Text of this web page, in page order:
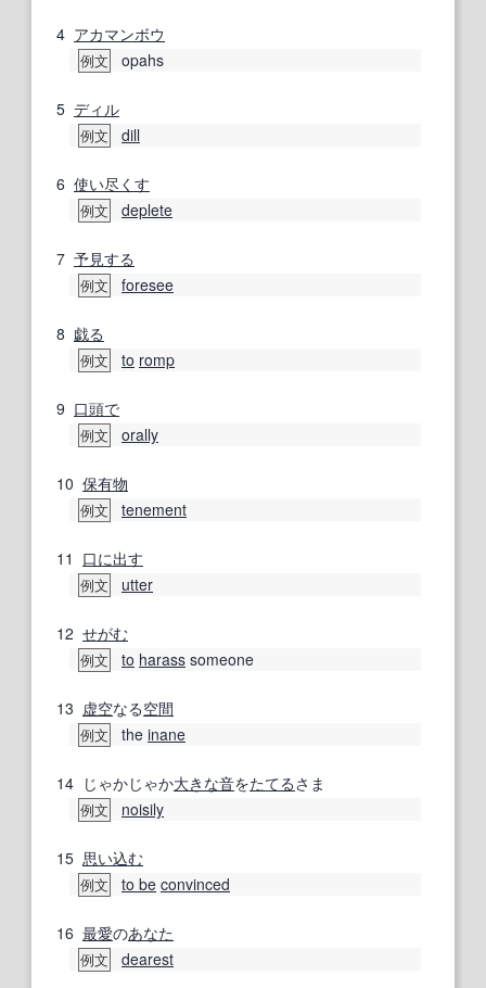
4 アカマンボウ
例文 opahs
5 ディル
例文 dill
6 使い尽くす
例文 deplete
7 予見する
例文 foresee
8 戯る
例文 to romp
9 口頭で
例文 orally
10 保有物
例文 tenement
11 口に出す
例文 utter
12 せがむ
例文 to harass someone
13 虚空なる空間
例文 the inane
14 じゃかじゃか大きな音をたてるさま
例文 noisily
15 思い込む
例文 to be convinced
16 最愛のあなた
例文 dearest